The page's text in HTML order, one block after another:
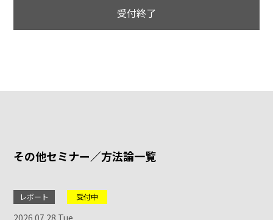
受付終了
その他セミナー／方法論一覧
レポート 受付中
2026.07.28 Tue.